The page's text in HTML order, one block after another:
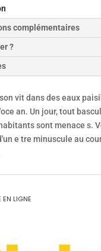
complémentaires
?
vit dans des eaux
an. Un jour, tout
sont menace s.
e tre minuscule au
EN LIGNE